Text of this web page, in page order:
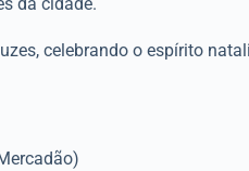
celebrando o espírito